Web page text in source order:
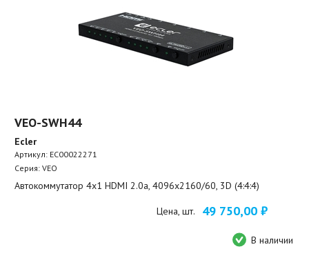
VEO-SWH44
Ecler
Артикул: EC00022271
Серия: VEO
Автокоммутатор 4х1 HDMI 2.0a, 4096x2160/60, 3D (4:4:4)
Цена, шт. 49 750,00 ₽
В наличии